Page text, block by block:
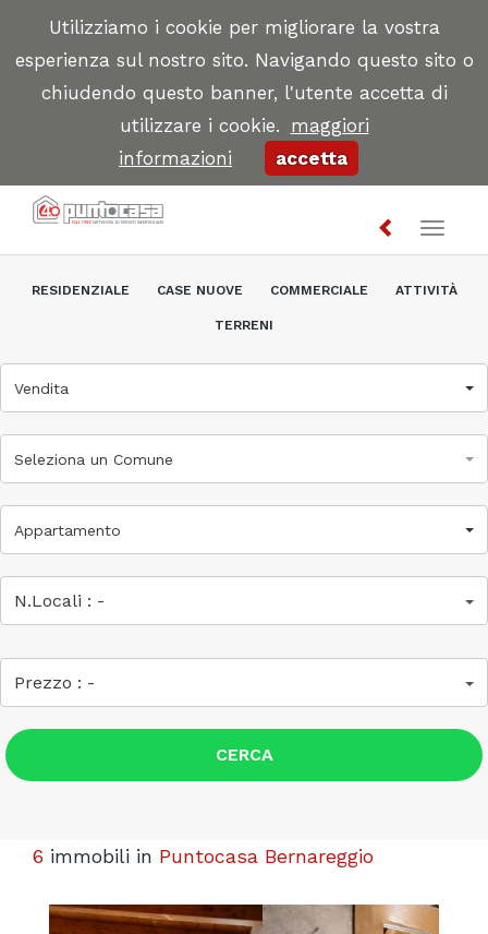
Utilizziamo i cookie per migliorare la vostra
esperienza sul nostro sito. Navigando questo sito o
chiudendo questo banner, l'utente accetta di
utilizzare i cookie. maggiori
informazioni
accetta
Toggle
RESIDENZIALE CASE NUOVE COMMERCIALE ATTIVITÀ
TERRENI
Vendita
Seleziona un Comune
Appartamento
N.Locali : -
Prezzo : -
CERCA
6 immobili in Puntocasa Bernareggio
Previous